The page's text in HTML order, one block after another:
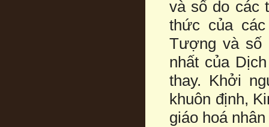
và số do các
thức của
Tượng và số
nhất của
thay. Khởi
khuôn định,
giáo hoá